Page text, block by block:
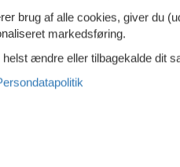
Parkering
brug af alle cookies, giver du
markedsføring.
ændre eller tilbagekalde dit